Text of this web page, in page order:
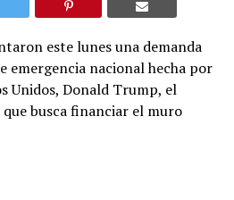
este lunes una demanda
emergencia nacional hecha por
Unidos, Donald Trump, el
busca financiar el muro